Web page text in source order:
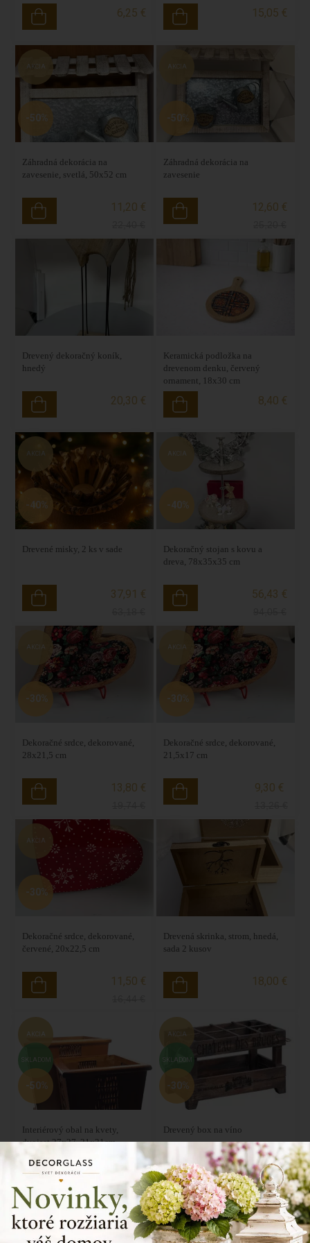
6,25 € 15,05 €
AKCIA
Záhradná dekorácia na
zavesenie, svetlá, 50x52 cm
11,20 €
-50%
AKCIA
Záhradná dekorácia na
zavesenie
12,60 €
-50%
Drevený dekoračný koník,
hnedý
20,30 €
Keramická podložka na
drevenom denku, červený
ornament, 18x30 cm
8,40 €
AKCIA
Drevené misky, 2 ks v sade
37,91 €
-40%
AKCIA
Dekoračný stojan s kovu a
dreva, 78x35x35 cm
56,43 €
-40%
AKCIA
Dekoračné srdce, dekorované,
28x21,5 cm
13,80 €
-30%
AKCIA
Dekoračné srdce, dekorované,
21,5x17 cm
9,30 €
-30%
AKCIA
Dekoračné srdce, dekorované,
červené, 20x22,5 cm
11,50 €
-30%
Drevená skrinka, strom, hnedá,
sada 2 kusov
18,00 €
AKCIA
SKLADOM
Interiérový obal na kvety,
dvojset 27x27, 21x21cm
35,13 €
70,26€
-50%
AKCIA
SKLADOM
Drevený box na víno
60,85 €
86,94€
-30%
AKCIA AKCIA